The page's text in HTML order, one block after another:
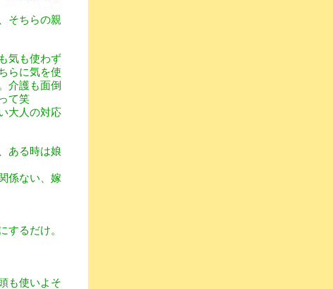
そちらの親
気も使わず
らに気を使
介護も面倒
て笑
大人の対応
ある時は娘
係ない、嫁
するだけ。
も使いよそ